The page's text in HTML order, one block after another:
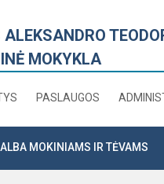
MOKYKLA
PASLAUGOS
MOKINIAMS IR TĖVAMS